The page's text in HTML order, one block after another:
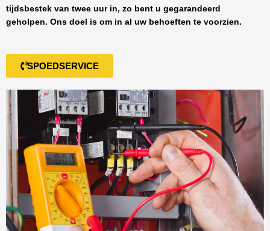
tijdsbestek van twee uur in, zo bent u gegarandeerd
geholpen. Ons doel is om in al uw behoeften te voorzien.
SPOEDSERVICE